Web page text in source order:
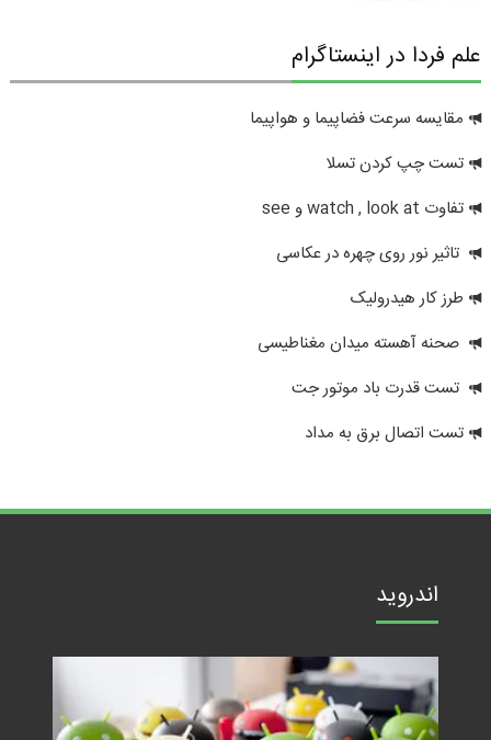
علم فردا در اینستاگرام
مقایسه سرعت فضاپیما و هواپیما
تست چپ کردن تسلا
تفاوت watch , look at و see
تاثیر نور روی چهره در عکاسی
طرز کار هیدرولیک
صحنه آهسته میدان مغناطیسی
تست قدرت باد موتور جت
تست اتصال برق به مداد
اندروید